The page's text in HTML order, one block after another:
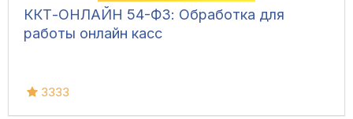
ККТ-ОНЛАЙН 54-ФЗ: Обработка для
работы онлайн касс
3333